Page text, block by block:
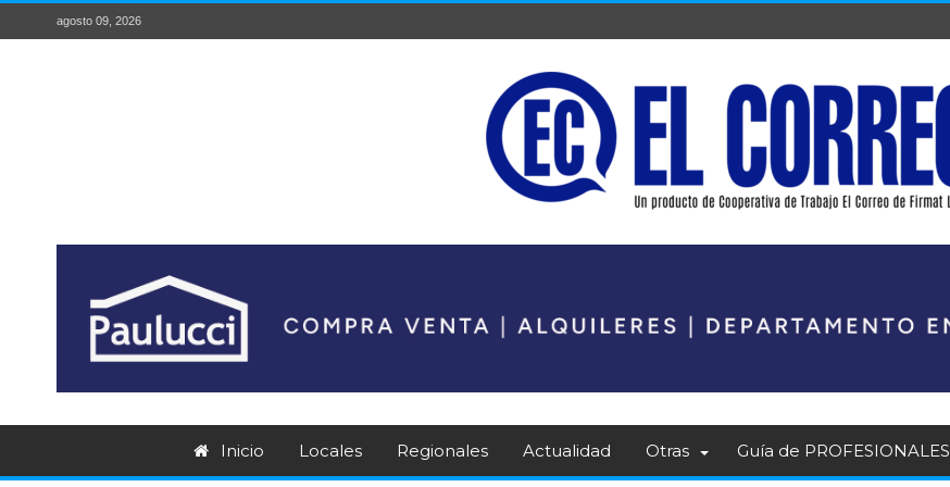
agosto 09, 2026
Inicio Locales Regionales Actualidad Otras Guía de PROFESIONALES